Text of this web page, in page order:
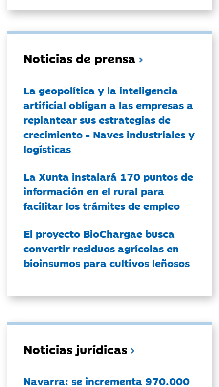
Noticias de prensa
La geopolítica y la inteligencia
artificial obligan a las empresas a
replantear sus estrategias de
crecimiento - Naves industriales y
logísticas
La Xunta instalará 170 puntos de
información en el rural para
facilitar los trámites de empleo
El proyecto BioChargae busca
convertir residuos agrícolas en
bioinsumos para cultivos leñosos
Noticias jurídicas
Navarra: se incrementa 970.000